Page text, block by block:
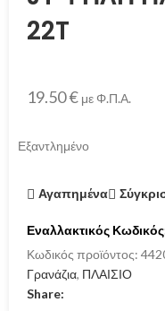
22T
19.50€ με Φ.Π.Α.
Εξαντλημένο
Αγαπημένα
Εναλλακτικός
Κωδικός προϊόντος:
Γρανάζια, ΠΛΑΙΣΙΟ
Share: